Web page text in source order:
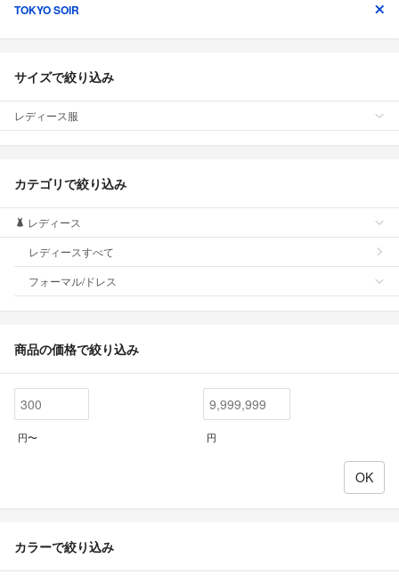
TOKYO SOIR
サイズで絞り込み
レディース服
カテゴリで絞り込み
レディース
レディースすべて
フォーマル/ドレス
商品の価格で絞り込み
円〜 円
カラーで絞り込み